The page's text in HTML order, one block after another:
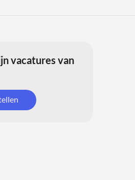
vacatures van